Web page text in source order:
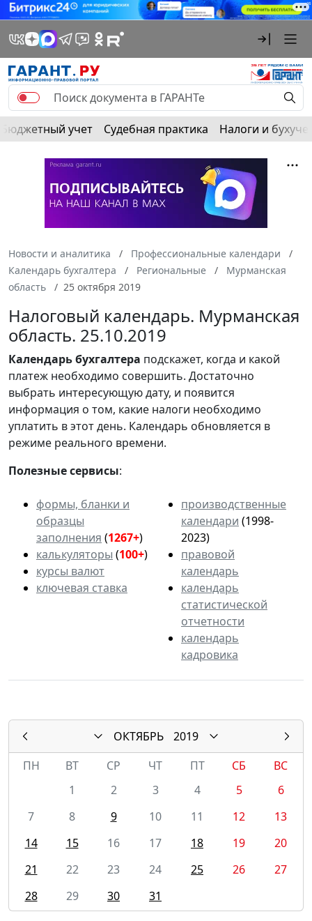
Бюджетный учет Судебная практика Налоги и
Новости и аналитика
Профессиональные календари
Календарь бухгалтера
Региональные
Мурманская
область
25 октября 2019
Налоговый календарь. Мурманская
область. 25.10.2019
Календарьбухгалтера подскажет, когда и какой
платеж необходимо совершить. Достаточно
выбрать интересующую дату, и появится
информация о том, какие налоги необходимо
уплатить в этот день. Календарь обновляется в
режиме реального времени.
Полезные сервисы:
формы, бланки и
образцы
заполнения (1267+)
калькуляторы (100+)
курсы валют
ключевая ставка
производственные
календари (1998-
2023)
правовой
календарь
календарь
статистической
отчетности
календарь
кадровика
ОКТЯБРЬ
2019
ПН
ВТ СР ЧТ ПТ СБ
ВС
1
2 3 4 5
6
7
8 9 10 11 12
13
14
15 16 17 18 19
20
21
22 23 24 25 26
27
28
29 30 31